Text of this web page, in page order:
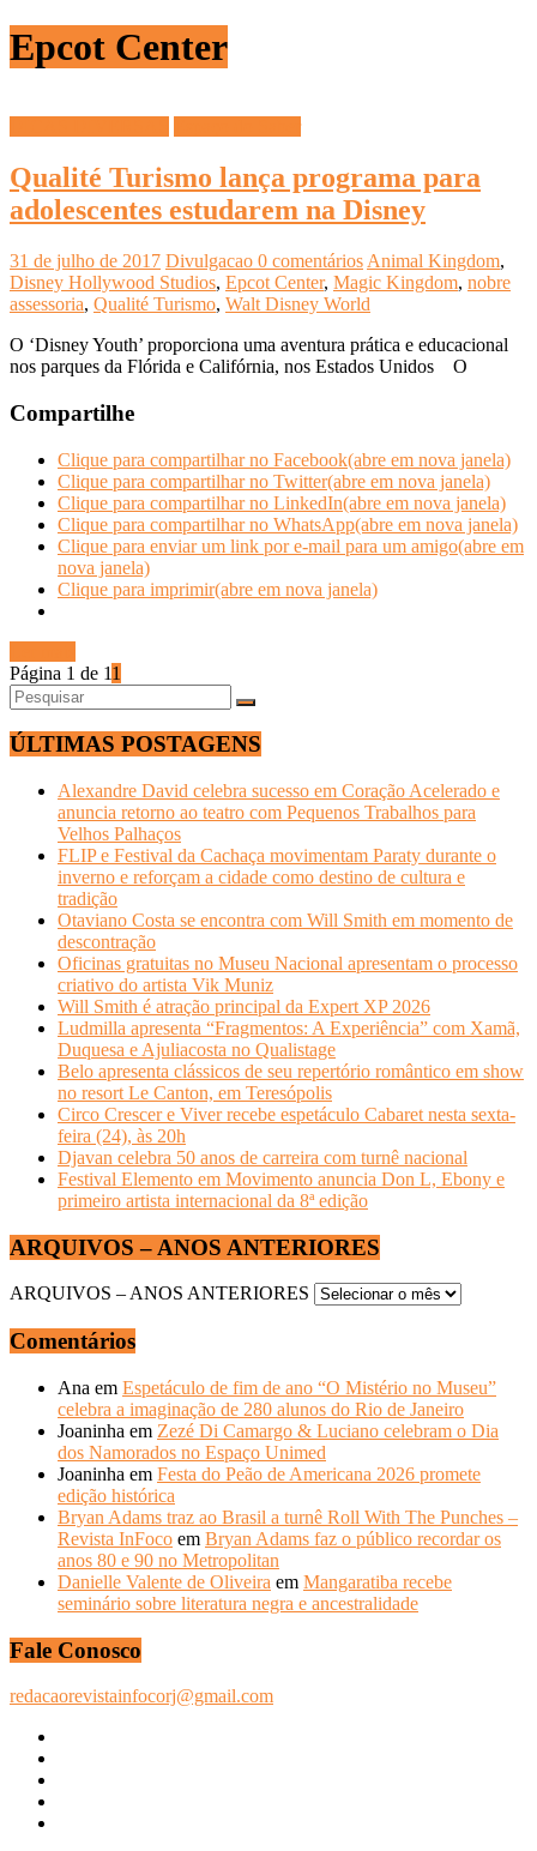
Epcot Center
Qualité Turismo lança programa para
adolescentes estudarem na Disney
31 de julho de 2017 Divulgacao 0 comentários Animal Kingdom,
Disney Hollywood Studios, Epcot Center, Magic Kingdom, nobre
assessoria, Qualité Turismo, Walt Disney World
O ‘Disney Youth’ proporciona uma aventura prática e educacional
nos parques da Flórida e Califórnia, nos Estados Unidos O
Compartilhe
Clique para compartilhar no Facebook(abre em nova janela)
Clique para compartilhar no Twitter(abre em nova janela)
Clique para compartilhar no LinkedIn(abre em nova janela)
Clique para compartilhar no WhatsApp(abre em nova janela)
Clique para enviar um link por e-mail para um amigo(abre em
nova janela)
Clique para imprimir(abre em nova janela)
Página 1 de 11
ÚLTIMAS POSTAGENS
Alexandre David celebra sucesso em Coração Acelerado e
anuncia retorno ao teatro com Pequenos Trabalhos para
Velhos Palhaços
FLIP e Festival da Cachaça movimentam Paraty durante o
inverno e reforçam a cidade como destino de cultura e
tradição
Otaviano Costa se encontra com Will Smith em momento de
descontração
Oficinas gratuitas no Museu Nacional apresentam o processo
criativo do artista Vik Muniz
Will Smith é atração principal da Expert XP 2026
Ludmilla apresenta “Fragmentos: A Experiência” com Xamã,
Duquesa e Ajuliacosta no Qualistage
Belo apresenta clássicos de seu repertório romântico em show
no resort Le Canton, em Teresópolis
Circo Crescer e Viver recebe espetáculo Cabaret nesta sexta-
feira (24), às 20h
Djavan celebra 50 anos de carreira com turnê nacional
Festival Elemento em Movimento anuncia Don L, Ebony e
primeiro artista internacional da 8ª edição
ARQUIVOS – ANOS ANTERIORES
ARQUIVOS – ANOS ANTERIORES
Comentários
Ana em Espetáculo de fim de ano “O Mistério no Museu”
celebra a imaginação de 280 alunos do Rio de Janeiro
Joaninha em Zezé Di Camargo & Luciano celebram o Dia
dos Namorados no Espaço Unimed
Joaninha em Festa do Peão de Americana 2026 promete
edição histórica
Bryan Adams traz ao Brasil a turnê Roll With The Punches –
Revista InFoco em Bryan Adams faz o público recordar os
anos 80 e 90 no Metropolitan
Danielle Valente de Oliveira em Mangaratiba recebe
seminário sobre literatura negra e ancestralidade
Fale Conosco
redacaorevistainfocorj@gmail.com